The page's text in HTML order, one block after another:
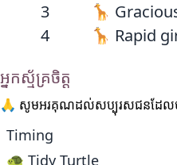
3
🦒
4
🦒 Rapid
អ្នកស្ម័គ្រចិត្ត
🙏 សូមអរគុណដល់សប្បុរសជនដែលបាន
Timing
🐢 Tidy Turtle